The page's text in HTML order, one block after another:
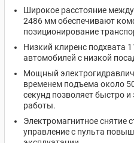
Широкое расстояние
2486 мм обеспечивают
позиционирование
Низкий клиренс подхвата
автомобилей с низкой
Мощный
временем подъема около
секунд позволяет быстро
работы.
Электромагнитное снятие
управление с пульта